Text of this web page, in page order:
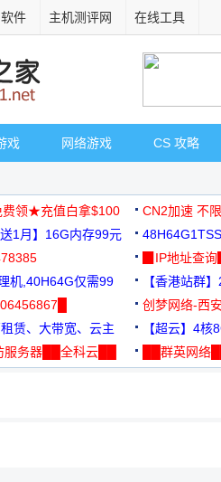
件 主机测评网 在线工具
戏 网络游戏 CS 攻略
费领★充值白拿$100 CN2加速 不
1月】16G内存99元
3000+可免费
▉IP地址查
机,40H64G仅需99
【香港站群
创梦网络-西
88元/月
赁、大带宽、云主
【超云】4核
服务器██全科云██
██群英网
择